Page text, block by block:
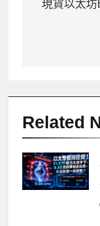
現貨以太坊
Related